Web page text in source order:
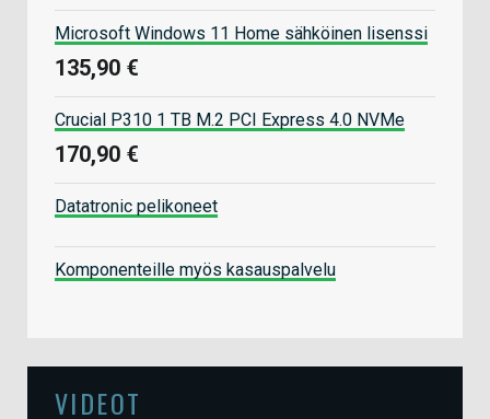
Microsoft Windows 11 Home sähköinen lisenssi
135,90 €
Crucial P310 1 TB M.2 PCI Express 4.0 NVMe
170,90 €
Datatronic pelikoneet
Komponenteille myös kasauspalvelu
VIDEOT